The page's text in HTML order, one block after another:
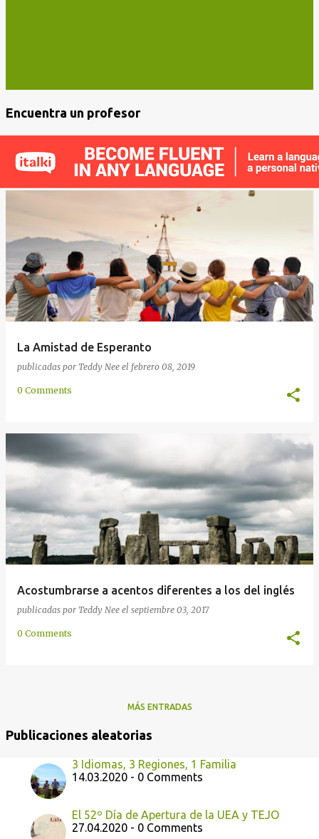
r
a
s
Encuentra un profesor
La Amistad de Esperanto
publicadas por Teddy Nee el febrero 08, 2019
0 Comments
Acostumbrarse a acentos diferentes a los del inglés
publicadas por Teddy Nee el septiembre 03, 2017
0 Comments
MÁS ENTRADAS
Publicaciones aleatorias
3 Idiomas, 3 Regiones, 1 Familia
14.03.2020 - 0 Comments
El 52º Día de Apertura de la UEA y TEJO
27.04.2020 - 0 Comments